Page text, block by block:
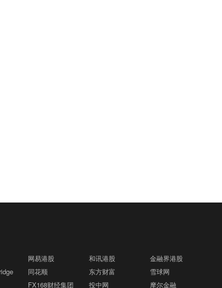
网易港股 和讯港股
金融界港股
同花顺 东方财富
雪球网
FX168财经集团 投中网 摩尔金融